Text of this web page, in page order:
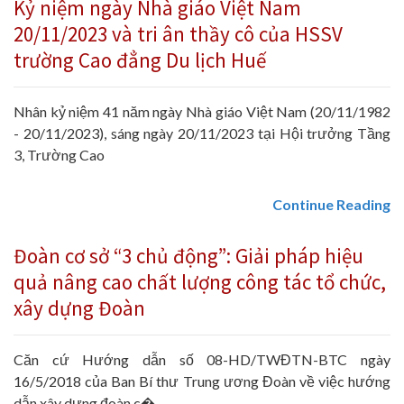
Kỷ niệm ngày Nhà giáo Việt Nam
20/11/2023 và tri ân thầy cô của HSSV
trường Cao đẳng Du lịch Huế
Nhân kỷ niệm 41 năm ngày Nhà giáo Việt Nam (20/11/1982
- 20/11/2023), sáng ngày 20/11/2023 tại Hội trưởng Tầng
3, Trường Cao
Continue Reading
Đoàn cơ sở “3 chủ động”: Giải pháp hiệu
quả nâng cao chất lượng công tác tổ chức,
xây dựng Đoàn
Căn cứ Hướng dẫn số 08-HD/TWĐTN-BTC ngày
16/5/2018 của Ban Bí thư Trung ương Đoàn về việc hướng